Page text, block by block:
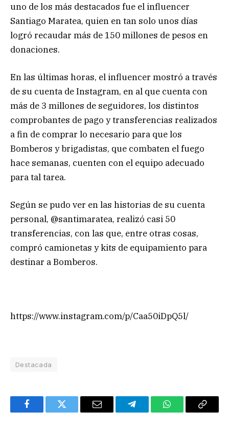
uno de los más destacados fue el influencer
Santiago Maratea, quien en tan solo unos días
logró recaudar más de 150 millones de pesos en
donaciones.
En las últimas horas, el influencer mostró a través
de su cuenta de Instagram, en al que cuenta con
más de 3 millones de seguidores, los distintos
comprobantes de pago y transferencias realizados
a fin de comprar lo necesario para que los
Bomberos y brigadistas, que combaten el fuego
hace semanas, cuenten con el equipo adecuado
para tal tarea.
Según se pudo ver en las historias de su cuenta
personal, @santimaratea, realizó casi 50
transferencias, con las que, entre otras cosas,
compró camionetas y kits de equipamiento para
destinar a Bomberos.
https://www.instagram.com/p/Caa50iDpQ5l/
Destacada
FacebookTwitter Email TelegramWhatsAppCopy